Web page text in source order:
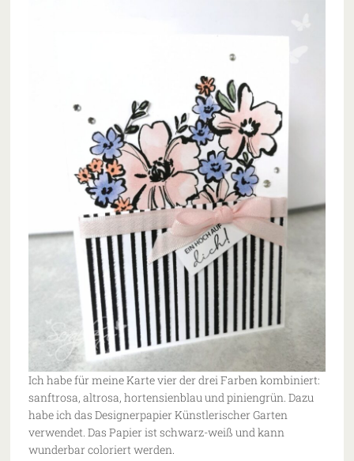
Ich habe für meine Karte vier der drei Farben kombiniert:
sanftrosa, altrosa, hortensienblau und piniengrün. Dazu
habe ich das Designerpapier Künstlerischer Garten
verwendet. Das Papier ist schwarz-weiß und kann
wunderbar coloriert werden.